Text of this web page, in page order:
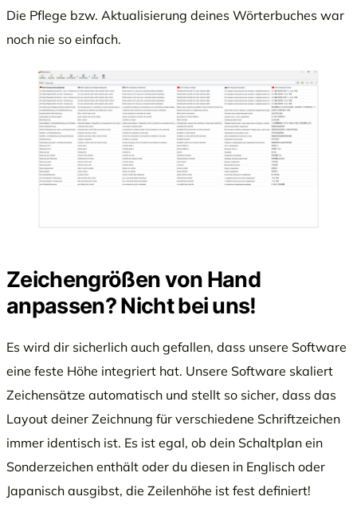
Die Pflege bzw. Aktualisierung deines Wörterbuches war
noch nie so einfach.
Zeichengrößen von Hand
anpassen? Nicht bei uns!
Es wird dir sicherlich auch gefallen, dass unsere Software
eine feste Höhe integriert hat. Unsere Software skaliert
Zeichensätze automatisch und stellt so sicher, dass das
Layout deiner Zeichnung für verschiedene Schriftzeichen
immer identisch ist. Es ist egal, ob dein Schaltplan ein
Sonderzeichen enthält oder du diesen in Englisch oder
Japanisch ausgibst, die Zeilenhöhe ist fest definiert!